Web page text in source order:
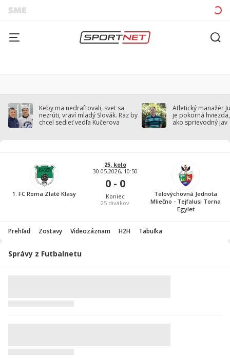
Keby ma nedraftovali, svet sa
nezrúti, vraví mladý Slovák. Raz by
chcel sedieť vedľa Kučerova
Atletický manažér
je pokorná
ako sprievodný jav
1. FC Roma Zlaté Klasy
25. kolo
30.05.2026, 10:50
0 - 0
Koniec
25 divákov
Telovýchovná Jednota
Mliečno - Tejfalusi Torna
Egylet
Prehľad Zostavy Videozáznam H2H Tabuľka
Správy z Futbalnetu